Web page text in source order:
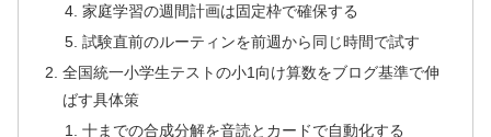
家庭学習の週間計画は固定枠で確保する
試験直前のルーティンを前週から同じ時間で試す
全国統一小学生テストの小1向け算数をブログ基準で伸
ばす具体策
十までの合成分解を音読とカードで自動化する